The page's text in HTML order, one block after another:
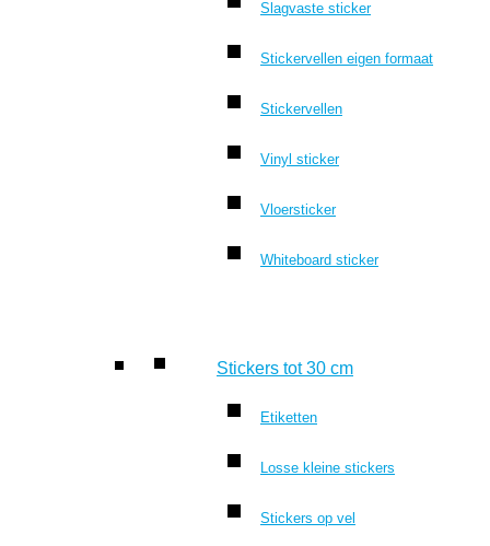
Slagvaste sticker
Stickervellen eigen formaat
Stickervellen
Vinyl sticker
Vloersticker
Whiteboard sticker
Stickers tot 30 cm
Etiketten
Losse kleine stickers
Stickers op vel